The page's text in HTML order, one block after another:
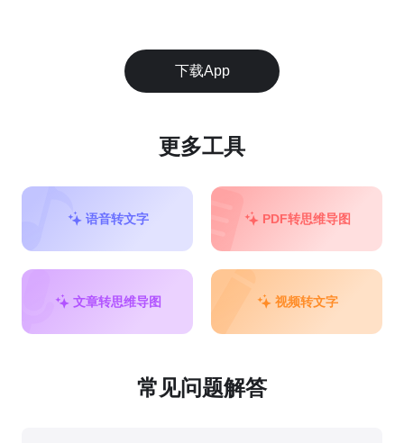
下载App
更多工具
语音转文字 PDF转思维导图
文章转思维导图 视频转文字
常见问题解答